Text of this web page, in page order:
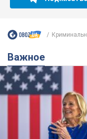
Супруга
назвала первый
сигнализировал о
Сначала врачи не
16,5 т.